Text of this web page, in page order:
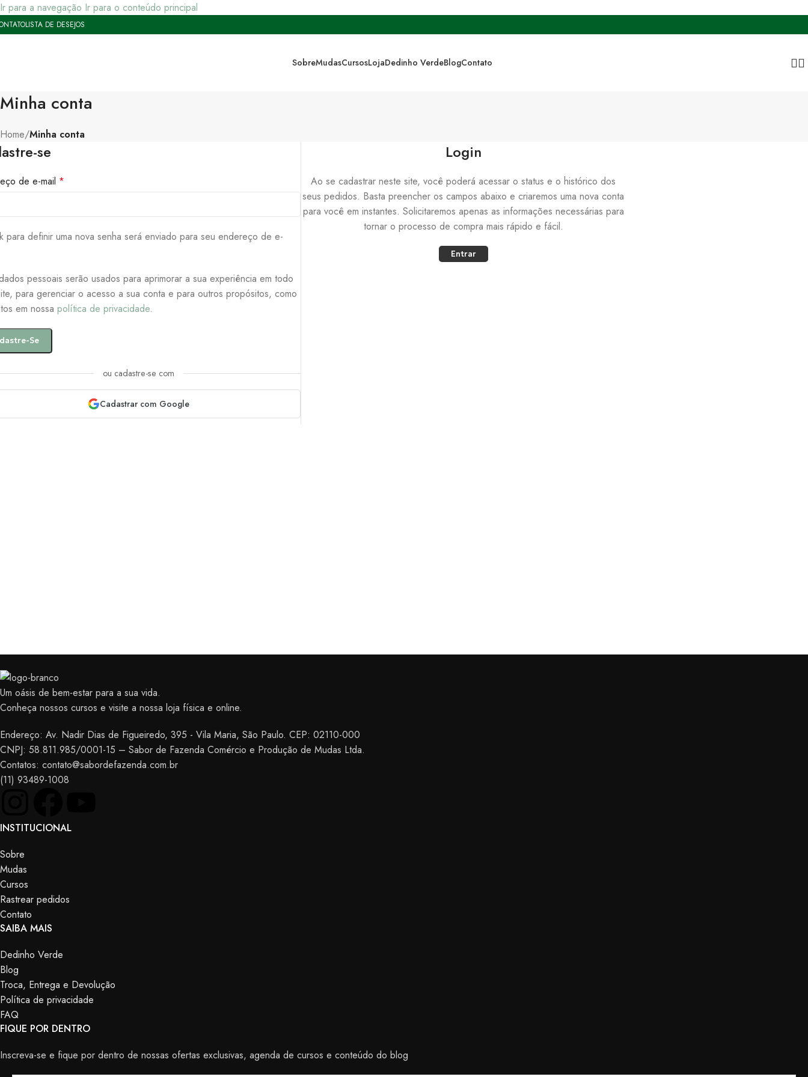
Ir para a navegação Ir para o conteúdo principal
LISTA DE DESEJOS
SobreMudasCursosLojaDedinho VerdeBlogContato
Minha conta
Home/Minha conta
se
de e-mail *
para definir uma nova senha será enviado para seu endereço de e-
pessoais serão usados para aprimorar a sua experiência em todo
para gerenciar o acesso a sua conta e para outros propósitos, como
em nossa política de privacidade.
Se
ou cadastre-se com
Cadastrar com Google
Login
Ao se cadastrar neste site, você poderá acessar o status e o histórico dos
seus pedidos. Basta preencher os campos abaixo e criaremos uma nova conta
para você em instantes. Solicitaremos apenas as informações necessárias para
tornar o processo de compra mais rápido e fácil.
Entrar
Um oásis de bem-estar para a sua vida.
Conheça nossos cursos e visite a nossa loja física e online.
Endereço: Av. Nadir Dias de Figueiredo, 395 - Vila Maria, São Paulo. CEP: 02110-000
CNPJ: 58.811.985/0001-15 – Sabor de Fazenda Comércio e Produção de Mudas Ltda.
Contatos: contato@sabordefazenda.com.br
(11) 93489-1008
INSTITUCIONAL
Sobre
Mudas
Cursos
Rastrear pedidos
Contato
SAIBA MAIS
Dedinho Verde
Blog
Troca, Entrega e Devolução
Política de privacidade
FAQ
FIQUE POR DENTRO
Inscreva-se e fique por dentro de nossas ofertas exclusivas, agenda de cursos e conteúdo do blog